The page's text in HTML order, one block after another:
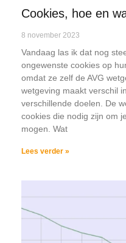
Cookies, hoe en
8 november 2023
Vandaag las ik dat nog
ongewenste cookies op
omdat ze zelf de AVG
wetgeving maakt verschil
verschillende doelen. De
cookies die nodig zijn om
mogen. Wat
Lees verder »